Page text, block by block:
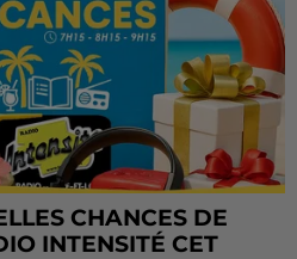
CHANCES DE
INTENSITÉ CET